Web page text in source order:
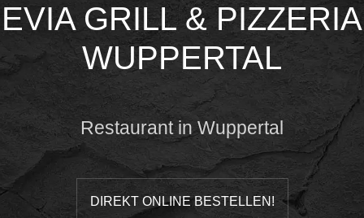
EVIA GRILL & PIZZERIA
WUPPERTAL
Restaurant in Wuppertal
DIREKT ONLINE BESTELLEN!